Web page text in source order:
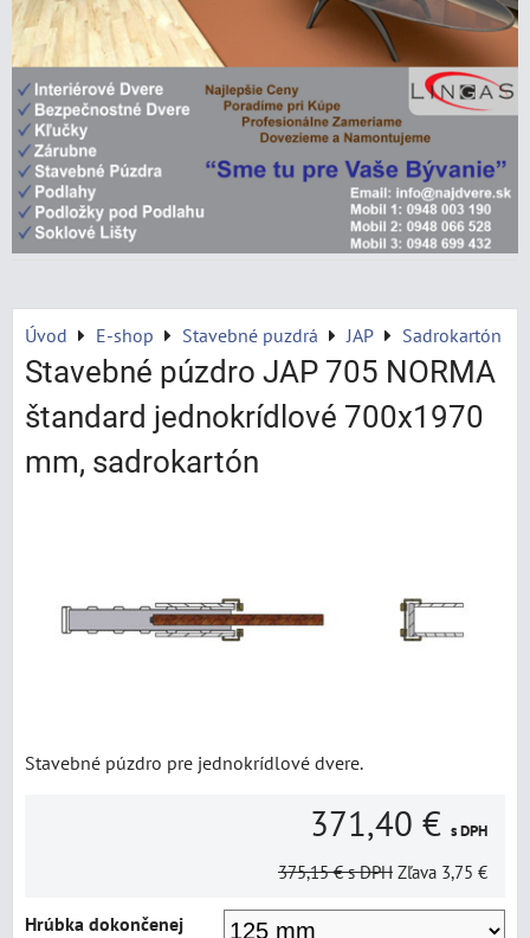
Úvod E-shop Stavebné puzdrá JAP Sadrokartón
Stavebné púzdro JAP 705 NORMA
štandard jednokrídlové 700x1970
mm, sadrokartón
Stavebné púzdro pre jednokrídlové dvere.
371,40 € s DPH
375,15 € s DPH Zľava 3,75 €
Hrúbka dokončenej